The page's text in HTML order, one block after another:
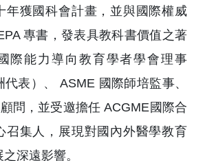
年獲國科會計畫，並與國際權威
專書，發表具教科書價值之著
際能力導向教育學者學會理事
代表）、 ASME 國際師培監事、
問，並受邀擔任 ACGME國際合
召集人，展現對國內外醫學教育
深遠影響。